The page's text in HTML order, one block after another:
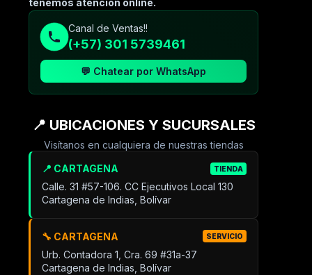
Canal de Ventas!!
(+57) 301 5739461
💬 Chatear por WhatsApp
📍 UBICACIONES Y SUCURSALES
Visítanos en cualquiera de nuestras tiendas
📍 CARTAGENA TIENDA
Calle. 31 #57-106. CC Ejecutivos Local 130
Cartagena de Indias, Bolívar
🔧 CARTAGENA SERVICIO
Urb. Contadora 1, Cra. 69 #31a-37
Cartagena de Indias, Bolívar